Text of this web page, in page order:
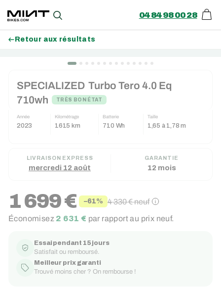
contenu
Recherche 04 84 98 00 28
Retour aux résultats
SPECIALIZED Turbo Tero 4.0 Eq
710wh
TRÈS BON ÉTAT
Année
2023
Kilométrage
1615 km
Batterie
710 Wh
Taille
1,65 à 1,78 m
LIVRAISON EXPRESS
mercredi 12 août
GARANTIE
12 mois
Prix
réduit
1 699 € −61%
Prix
régulier
4 330 €neuf
Économisez 2 631 € par rapport au prix neuf.
Essai pendant 15 jours
Satisfait ou remboursé.
Meilleur prix garanti
Trouvé moins cher ? On rembourse !